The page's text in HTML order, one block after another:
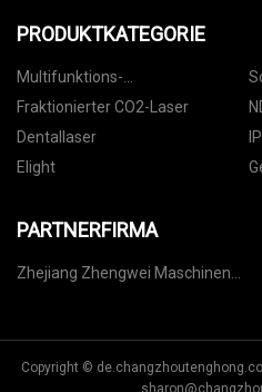
PRODUKTKATEGORIE
Multifunktions-
Schönheitsmaschine
Fraktionierter CO2-Laser
Dentallaser
Elight
PARTNERFIRMA
Zhejiang Zhengwei Maschinen
Copyright ©